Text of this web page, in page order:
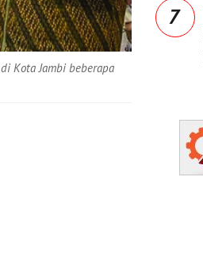
Kota Jambi beberapa
7